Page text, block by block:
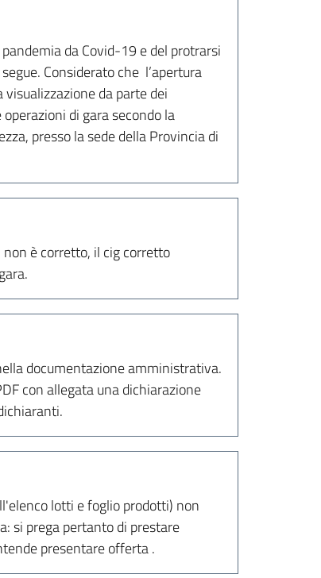
da Covid-19 e del protrarsi
Considerato che l’apertura
da parte dei
di gara secondo la
presso la sede della Provincia di
è corretto, il cig corretto
documentazione amministrativa.
con allegata una dichiarazione
lotti e foglio prodotti) non
si prega pertanto di prestare
presentare offerta .